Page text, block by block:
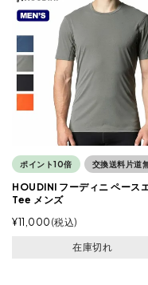
ポイント10倍 交換送料片道
HOUDINI フーディニ ペース
Tee メンズ
¥11,000 税込
在庫切れ